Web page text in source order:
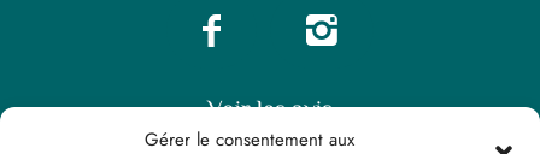
Gérer le consentement aux
Voir les avis